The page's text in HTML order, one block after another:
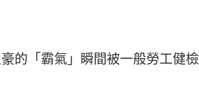
的「霸氣」瞬間被一般勞工健檢